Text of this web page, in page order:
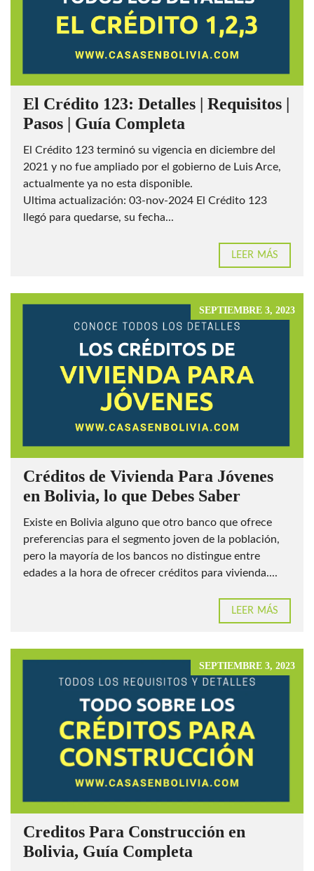
El Crédito 123: Detalles | Requisitos |
Pasos | Guía Completa
El Crédito 123 terminó su vigencia en diciembre del
2021 y no fue ampliado por el gobierno de Luis Arce,
actualmente ya no esta disponible.
Ultima actualización: 03-nov-2024 El Crédito 123
llegó para quedarse, su fecha...
LEER MÁS
SEPTIEMBRE 3, 2023
Créditos de Vivienda Para Jóvenes
en Bolivia, lo que Debes Saber
Existe en Bolivia alguno que otro banco que ofrece
preferencias para el segmento joven de la población,
pero la mayoría de los bancos no distingue entre
edades a la hora de ofrecer créditos para vivienda....
LEER MÁS
SEPTIEMBRE 3, 2023
Creditos Para Construcción en
Bolivia, Guía Completa